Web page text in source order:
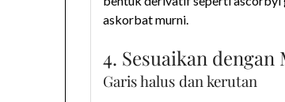
askorbat murni.
4. Sesuaikan
Garis halus dan kerutan